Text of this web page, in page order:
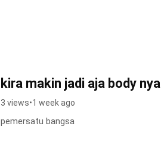
kira makin jadi aja body nya
3 views•1 week ago
pemersatu bangsa